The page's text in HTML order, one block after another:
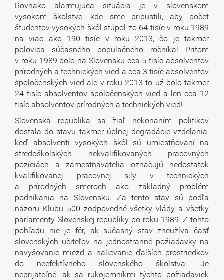
Rovnako alarmujúca situácia je v slovenskom
vysokom školstve, kde sme pripustili, aby počet
študentov vysokých škôl stúpol zo 64 tisíc v roku 1989
na viac ako 190 tisíc v roku 2013, čo je takmer
polovica súčasného populačného ročníka! Pritom
v roku 1989 bolo na Slovensku cca 5 tisíc absolventov
prírodných a technických vied a cca 3 tisíc absolventov
spoločenských vied ale v roku 2013 to už bolo takmer
24 tisíc absolventov spoločenských vied a len cca 12
tisíc absolventov prírodných a technických vied!
Slovenská republika sa žiaľ nekonaním politikov
dostala do stavu takmer úplnej degradácie vzdelania,
keď absolventi vysokých škôl sú umiestňovaní na
stredoškolských nekvalifikovaných pracovných
pozíciách a zamestnávatelia označujú nedostatok
kvalifikovanej pracovnej sily v technických
a prírodných smeroch ako základný problém
podnikania na Slovensku. Za tento stav sú podľa
názoru Klubu 500 zodpovedné všetky vlády a všetky
parlamenty Slovenskej republiky po roku 1989. Z tohto
pohľadu nie je fér, ak súčasný stav zneužíva časť
slovenských učiteľov na jednostranné požiadavky na
navyšovanie miezd a nalievanie ďalších prostriedkov
do neefektívneho slovenského školstva. Je
neprijateľné, ak sa rukojemníkmi týchto požiadaviek